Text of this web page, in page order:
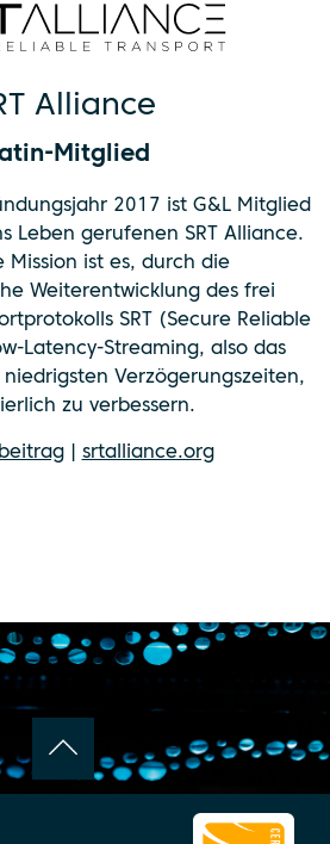
Alliance
Mitglied
2017 ist G&L Mitglied
Leben gerufenen SRT Alliance.
Mission ist es, durch die
Weiterentwicklung des frei
SRT (Secure Reliable
Latency-Streaming, also das
Verzögerungszeiten,
zu verbessern.
| srtalliance.org